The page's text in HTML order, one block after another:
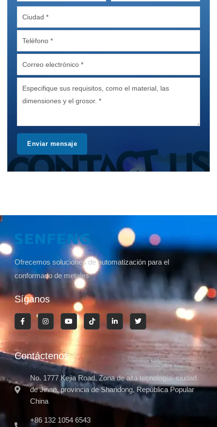
Enviar mensaje
Ofrecemos soluciones de automatización para el
conformado de metales
Síganos
Contáctenos
No. 1777 Kejia Road, Zona de alta tecnología, ciudad
de Jinan, provincia de Shandong, República Popular
China
+86 132 1054 6543